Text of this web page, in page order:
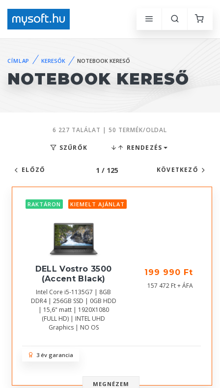
CÍMLAP KERESŐK NOTEBOOK KERESŐ
NOTEBOOK KERESŐ
6 227 TALÁLAT | 50 TERMÉK/OLDAL
SZŰRŐK RENDEZÉS
ELŐZŐ 1 / 125 KÖVETKEZŐ
RAKTÁRON KIEMELT AJÁNLAT
DELL Vostro 3500
(Accent Black)
Intel Core i5-1135G7 | 8GB
DDR4 | 256GB SSD | 0GB HDD
| 15,6" matt | 1920X1080
(FULL HD) | INTEL UHD
Graphics | NO OS
199 990 Ft
157 472 Ft + ÁFA
3 év garancia
MEGNÉZEM